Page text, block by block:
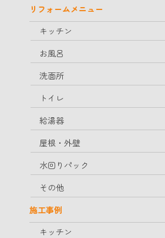
リフォームメニュー
キッチン
お風呂
洗面所
トイレ
給湯器
屋根・外壁
水回りパック
その他
施工事例
キッチン